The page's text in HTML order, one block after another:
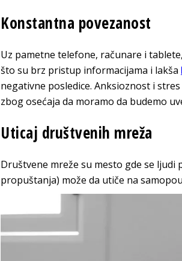
Konstantna povezanost
Uz pametne telefone, računare i
što su brz pristup informacijama i lakša
negativne posledice. Anksioznost i
zbog osećaja da moramo da budemo
Uticaj društvenih mreža
Društvene mreže su mesto gde se ljudi
propuštanja) može da utiče na